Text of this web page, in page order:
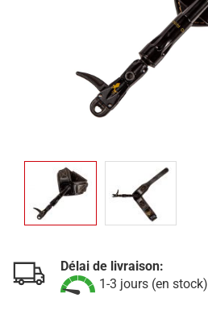
Délai de livraison:
1-3 jours (en stock)